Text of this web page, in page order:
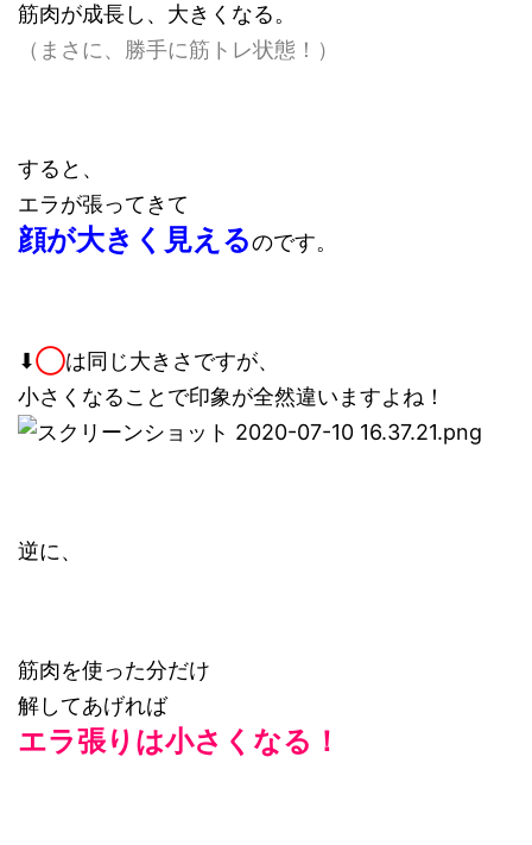
筋肉が成長し、大きくなる。
（まさに、勝手に筋トレ状態！）
すると、
エラが張ってきて
顔が大きく見えるのです。
⬇︎◯は同じ大きさですが、
小さくなることで印象が全然違いますよね！
逆に、
筋肉を使った分だけ
解してあげれば
エラ張りは小さくなる！